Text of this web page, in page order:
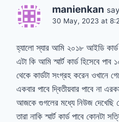
manienkan
30 May, 2023 at
হ্যালো স্যার আমি ২০১৮ আইডি কার্ড
এটা কি আমি স্মার্ট কার্ড হিসেবে
থেকে কার্ডটা সংগ্রহ করেন ওখানে
একবার পাবে দ্বিতীয়বার পাবে না
আজকে গুগলের মধ্যে নিউজ দেখেছি
তারা নাকি স্মার্ট কার্ড পাবে কোনটা